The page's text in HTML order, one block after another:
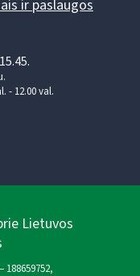
ir paslaugos
- 12.00 val.
Lietuvos